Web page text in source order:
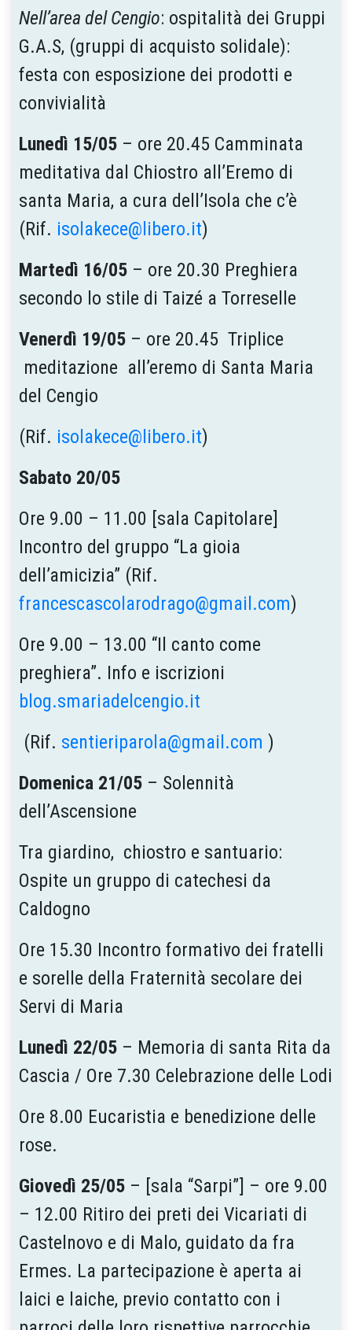
Nell’area del Cengio: ospitalità dei Gruppi
G.A.S, (gruppi di acquisto solidale):
festa con esposizione dei prodotti e
convivialità
Lunedì 15/05 – ore 20.45 Camminata
meditativa dal Chiostro all’Eremo di
santa Maria, a cura dell’Isola che c’è
(Rif. isolakece@libero.it)
Martedì 16/05 – ore 20.30 Preghiera
secondo lo stile di Taizé a Torreselle
Venerdì 19/05 – ore 20.45 Triplice
meditazione all’eremo di Santa Maria
del Cengio
(Rif. isolakece@libero.it)
Sabato 20/05
Ore 9.00 – 11.00 [sala Capitolare]
Incontro del gruppo “La gioia
dell’amicizia” (Rif.
francescascolarodrago@gmail.com)
Ore 9.00 – 13.00 “Il canto come
preghiera”. Info e iscrizioni
blog.smariadelcengio.it
(Rif. sentieriparola@gmail.com )
Domenica 21/05 – Solennità
dell’Ascensione
Tra giardino, chiostro e santuario:
Ospite un gruppo di catechesi da
Caldogno
Ore 15.30 Incontro formativo dei fratelli
e sorelle della Fraternità secolare dei
Servi di Maria
Lunedì 22/05 – Memoria di santa Rita da
Cascia / Ore 7.30 Celebrazione delle Lodi
Ore 8.00 Eucaristia e benedizione delle
rose.
Giovedì 25/05 – [sala “Sarpi”] – ore 9.00
– 12.00 Ritiro dei preti dei Vicariati di
Castelnovo e di Malo, guidato da fra
Ermes. La partecipazione è aperta ai
laici e laiche, previo contatto con i